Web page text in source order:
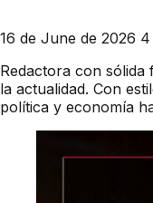
16 de June de 2026 4
Redactora con
la actualidad. Con
política y economía